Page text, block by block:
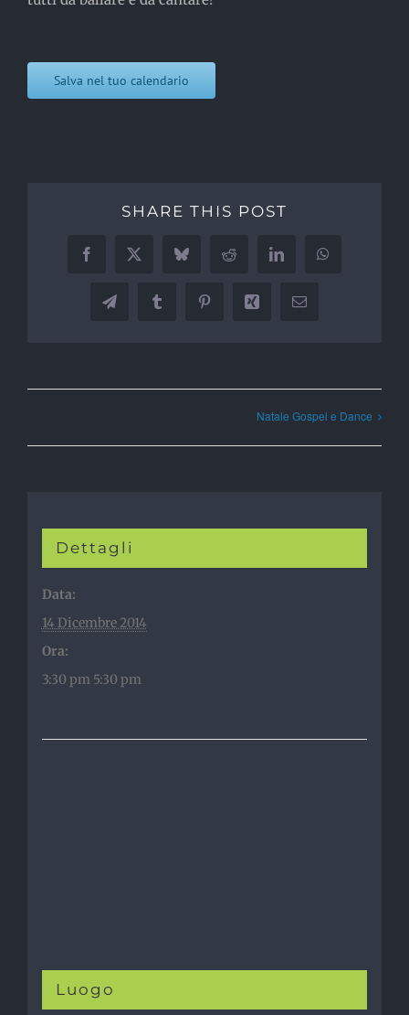
Salva nel tuo calendario
SHARE THIS POST
Facebook
X BlueskyReddit LinkedInWhatsApp
TelegramTumblr PinterestXing Email
Natale Gospel e Dance
Dettagli
Data:
14 Dicembre 2014
Ora:
3:30 pm 5:30 pm
Luogo